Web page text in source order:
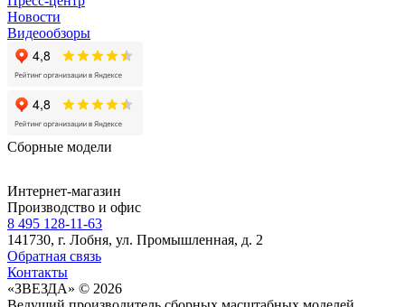
Новости
Видеообзоры
Сборные модели
Интернет-магазин
Производство и офис
8 495 128-11-63
141730, г. Лобня, ул. Промышленная, д. 2
Обратная связь
Контакты
«ЗВЕЗДА» © 2026